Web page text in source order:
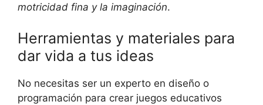
motricidad fina y la imaginación.
Herramientas y‌ materiales para
dar‍ vida a tus ideas
No ⁣necesitas ⁣ser un⁤ experto en diseño o
programación para crear ​juegos educativos‍